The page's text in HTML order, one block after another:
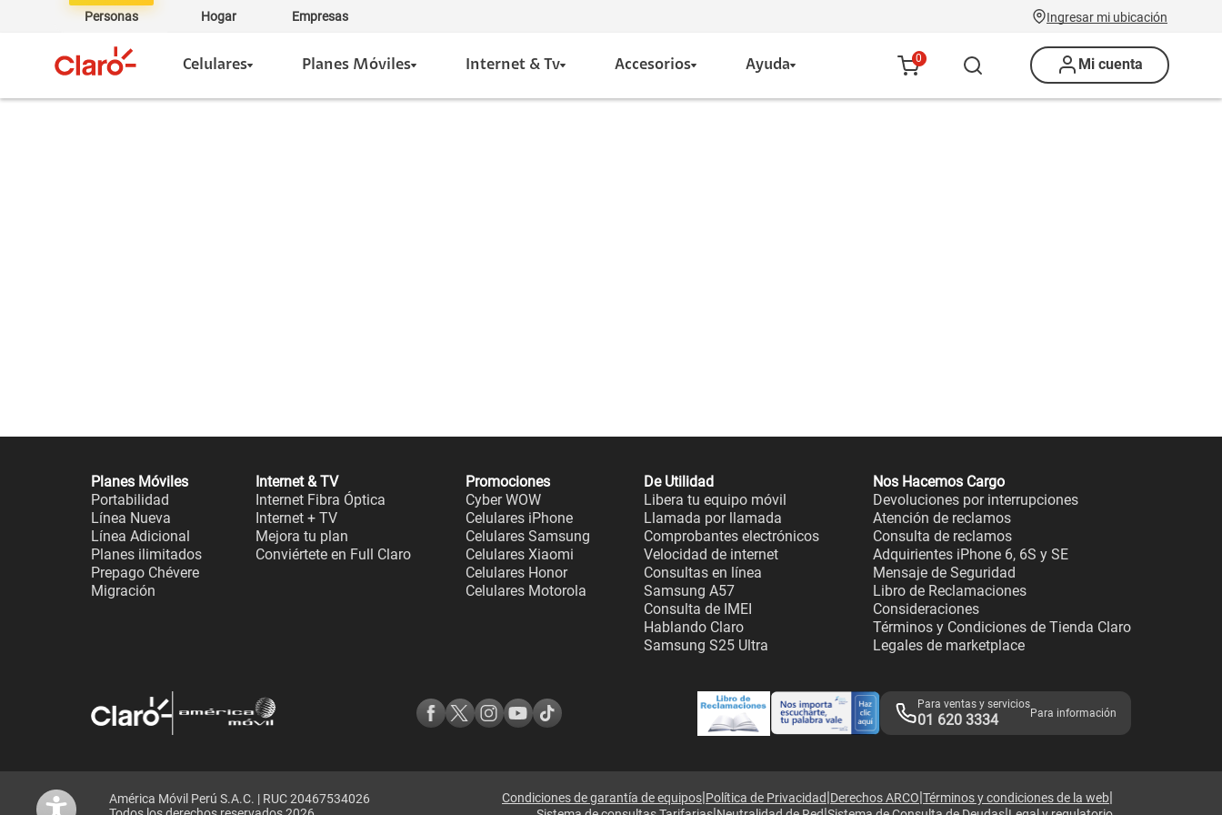
Personas Hogar Empresas Ingresar mi ubicación
Celulares Planes Móviles Internet & Tv Accesorios Ayuda 0 Mi cuenta
Planes Móviles
Portabilidad
Línea Nueva
Línea Adicional
Planes ilimitados
Prepago Chévere
Migración
Internet & TV
Internet Fibra Óptica
Internet + TV
Mejora tu plan
Conviértete en Full Claro
Promociones
Cyber WOW
Celulares iPhone
Celulares Samsung
Celulares Xiaomi
Celulares Honor
Celulares Motorola
De Utilidad
Libera tu equipo móvil
Llamada por llamada
Comprobantes electrónicos
Velocidad de internet
Consultas en línea
Samsung A57
Consulta de IMEI
Hablando Claro
Samsung S25 Ultra
Nos Hacemos Cargo
Devoluciones por interrupciones
Atención de reclamos
Consulta de reclamos
Adquirientes iPhone 6, 6S y SE
Mensaje de Seguridad
Libro de Reclamaciones
Consideraciones
Términos y Condiciones de Tienda Claro
Legales de marketplace
Para ventas y servicios
01 620 3334 Para información
América Móvil Perú S.A.C. | RUC 20467534026
Condiciones de garantía de equipos|Política de Privacidad|Derechos ARCO|Términos y condiciones de la web|